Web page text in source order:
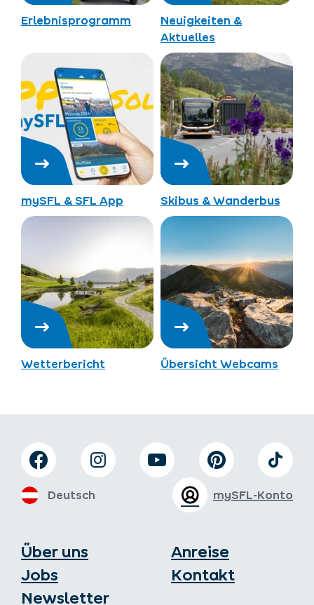
Erlebnisprogramm
Neuigkeiten &
Aktuelles
mySFL & SFL App Skibus & Wanderbus
Wetterbericht Übersicht Webcams
Über uns
Jobs
Newsletter
Anreise
Kontakt
mySFL-Konto
Deutsch